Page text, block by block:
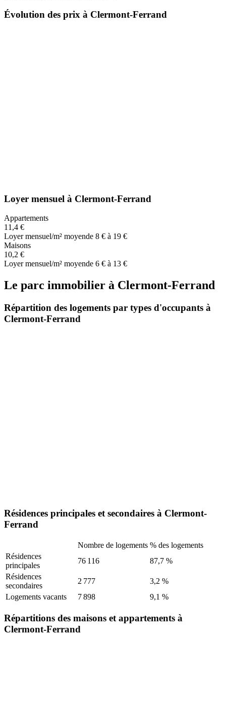
Évolution des prix à Clermont-Ferrand
Loyer mensuel à Clermont-Ferrand
Appartements
11,4 €
Loyer mensuel/m² moyende 8 € à 19 €
Maisons
10,2 €
Loyer mensuel/m² moyende 6 € à 13 €
Le parc immobilier à Clermont-Ferrand
Répartition des logements par types d'occupants à
Clermont-Ferrand
Résidences principales et secondaires à Clermont-
Ferrand
Nombre de logements % des logements
Résidences
principales
76 116
87,7 %
Résidences
secondaires
2 777
3,2 %
Logements vacants
7 898 9,1 %
Répartitions des maisons et appartements à
Clermont-Ferrand